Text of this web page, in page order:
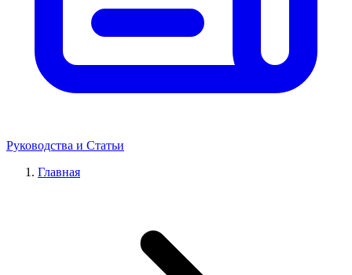
Руководства и Статьи
Главная